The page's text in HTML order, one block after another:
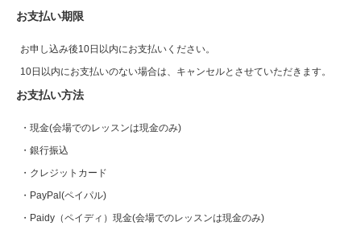
お支払い期限
お申し込み後10日以内にお支払いください。
10日以内にお支払いのない場合は、キャンセルとさせていただきます。
お支払い方法
・現金(会場でのレッスンは現金のみ)
・銀行振込
・クレジットカード
・PayPal(ペイパル)
・Paidy（ペイディ）現金(会場でのレッスンは現金のみ)